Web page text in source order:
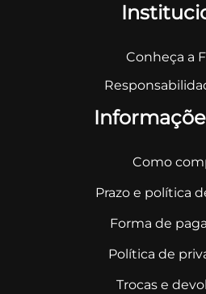
Conheça a
Como
Prazo e política
Forma de
Política de
Trocas e